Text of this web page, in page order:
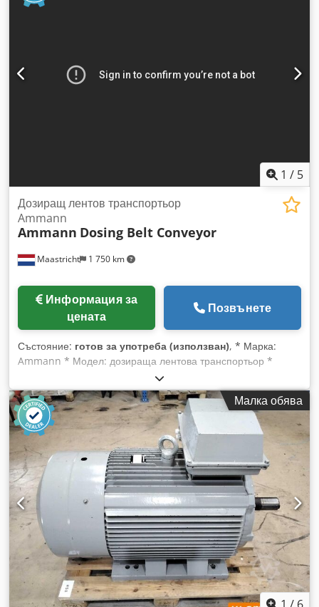
1 / 5
Maastricht 1 750 km
Дозиращ лентов транспортьор
Ammann
Ammann Dosing Belt Conveyor
Информация за
цената
Позвънете
Състояние: готов за употреба (използван), * Марка:
Ammann * Модел: дозираща лентова транспортьор *
Дължина A-A: 1700 мм Crodoywm I Njpfx Ahtof * Ширина
на лентата: 650 мм * Задвижване: 1,5 kW редуктор * На
склад: 6 броя.
Малка обява